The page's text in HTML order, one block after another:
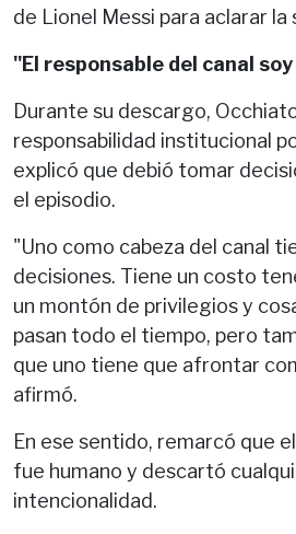
de Lionel Messi para aclarar la
"El responsable del canal
Durante su descargo,
responsabilidad institucional
explicó que debió tomar
el episodio.
"Uno como cabeza del canal
decisiones. Tiene un costo
un montón de privilegios y
pasan todo el tiempo, pero
que uno tiene que afrontar
afirmó.
En ese sentido, remarcó que
fue humano y descartó
intencionalidad.